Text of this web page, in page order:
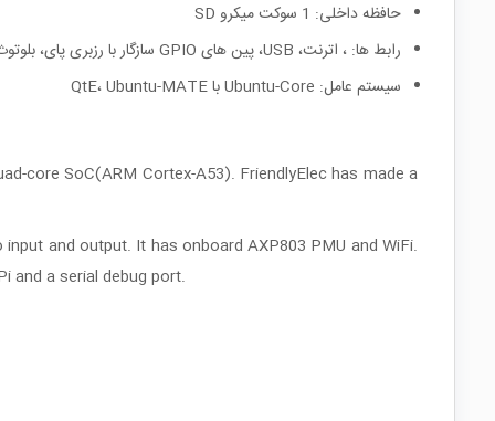
حافظه داخلی: 1 سوکت میکرو SD
رابط ها: ، اترنت، USB، پین های GPIO سازگار با رزبری پای، بلوتوث و وای فای داخلی
سیستم عامل: Ubuntu-Core با QtE، Ubuntu-MATE
core SoC(ARM Cortex-A53). FriendlyElec has made a
and output. It has onboard AXP803 PMU and WiFi.
and a serial debug port.